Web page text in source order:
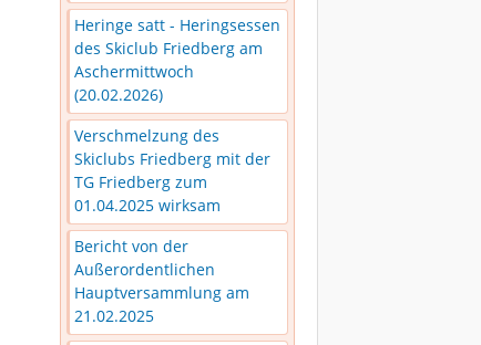
Heringe satt - Heringsessen
des Skiclub Friedberg am
Aschermittwoch
(20.02.2026)
Verschmelzung des
Skiclubs Friedberg mit der
TG Friedberg zum
01.04.2025 wirksam
Bericht von der
Außerordentlichen
Hauptversammlung am
21.02.2025